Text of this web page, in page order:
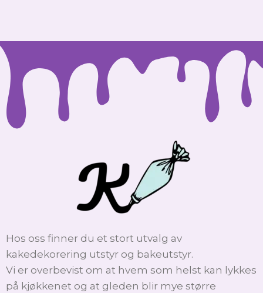
Hos oss finner du et stort utvalg av
kakedekorering utstyr og bakeutstyr.
Vi er overbevist om at hvem som helst kan lykkes
på kjøkkenet og at gleden blir mye større